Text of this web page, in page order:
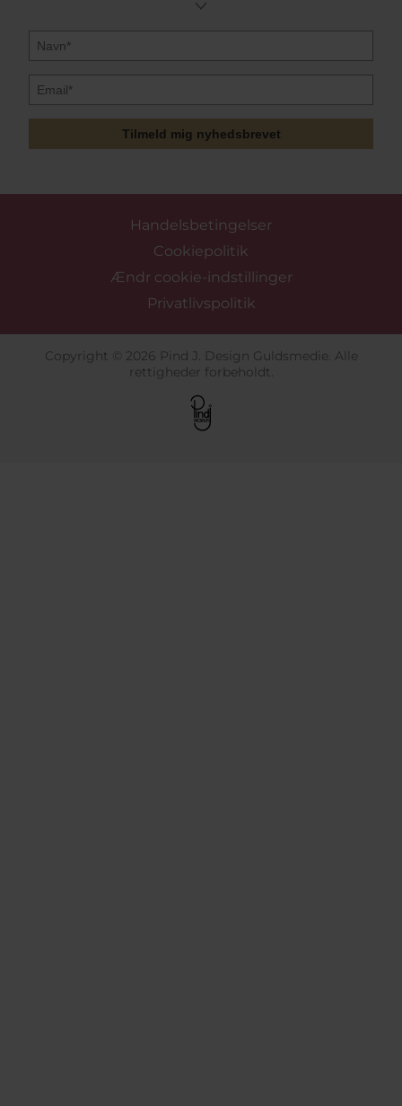
Tilmeld mig nyhedsbrevet
Handelsbetingelser
Cookiepolitik
Ændr cookie-indstillinger
Privatlivspolitik
Copyright © 2026 Pind J. Design Guldsmedie. Alle
rettigheder forbeholdt.